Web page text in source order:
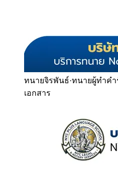
ทนายจิรพันธ์·ทนายผู้ทำคำ
เอกสาร